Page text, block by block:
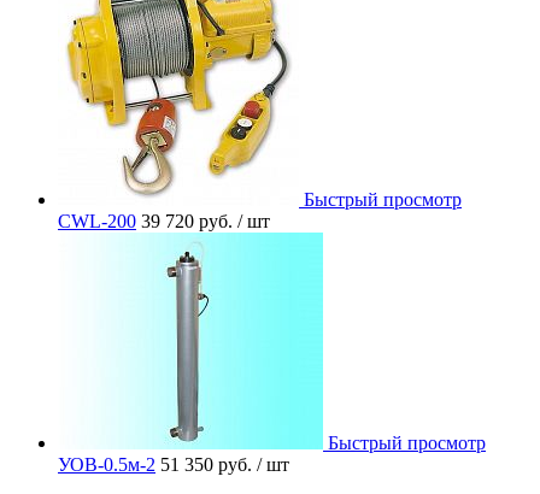
Быстрый просмотр
CWL-200 39 720 руб. / шт
Быстрый просмотр
УОВ-0.5м-2 51 350 руб. / шт